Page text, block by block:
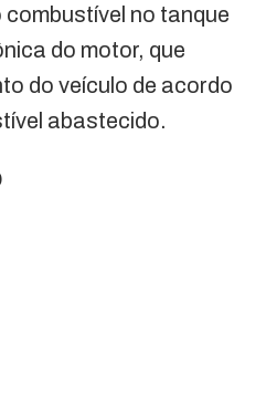
no tanque
do motor, que
do veículo de acordo
abastecido.